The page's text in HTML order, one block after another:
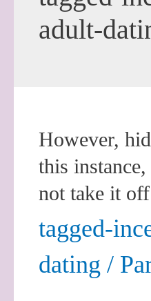
adult-
However,
this
not take it
tagged-
dating /